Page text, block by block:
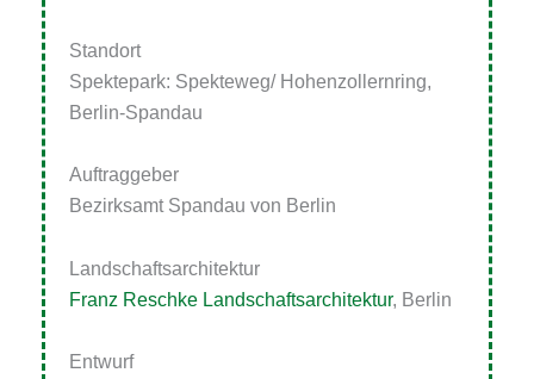
Standort
Spektepark: Spekteweg/ Hohenzollernring,
Berlin-Spandau
Auftraggeber
Bezirksamt Spandau von Berlin
Landschaftsarchitektur
Franz Reschke Landschaftsarchitektur, Berlin
Entwurf